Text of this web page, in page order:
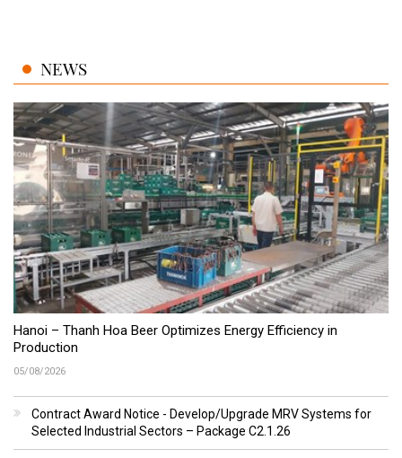
NEWS
Hanoi – Thanh Hoa Beer Optimizes Energy Efficiency in
Production
05/08/2026
Contract Award Notice - Develop/Upgrade MRV Systems for
Selected Industrial Sectors – Package C2.1.26